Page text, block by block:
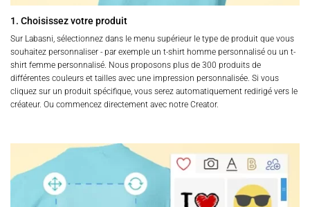
1. Choisissez votre produit
Sur Labasni, sélectionnez dans le menu supérieur le type de produit que vous
souhaitez personnaliser - par exemple un t-shirt homme personnalisé ou un t-
shirt femme personnalisé. Nous proposons plus de 300 produits de
différentes couleurs et tailles avec une impression personnalisée. Si vous
cliquez sur un produit spécifique, vous serez automatiquement redirigé vers le
créateur. Ou commencez directement avec notre Creator.